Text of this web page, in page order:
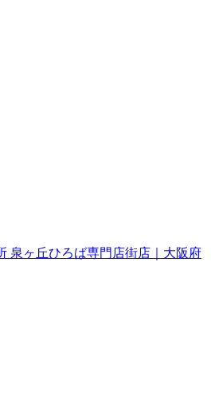
泉ヶ丘ひろば専門店街店｜大阪府